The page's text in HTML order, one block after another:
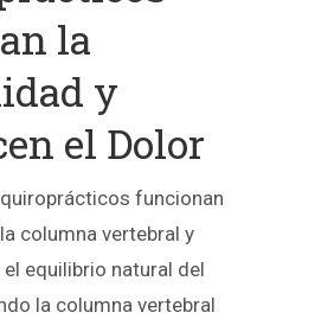
la
y
el Dolor
funcionan
columna vertebral y
equilibrio natural del
la columna vertebral